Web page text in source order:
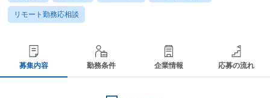
リモート勤務応相談
募集内容 勤務条件 企業情報 応募の流れ